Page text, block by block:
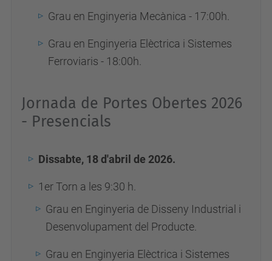
Grau en Enginyeria Mecànica - 17:00h.
Grau en Enginyeria Elèctrica i Sistemes
Ferroviaris - 18:00h.
Jornada de Portes Obertes 2026
- Presencials
Dissabte, 18 d'abril de 2026.
1er Torn a les 9:30 h.
Grau en Enginyeria de Disseny Industrial i
Desenvolupament del Producte.
Grau en Enginyeria Elèctrica i Sistemes